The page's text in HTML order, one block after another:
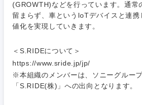
(GROWTH)などを行っています。通常
留まらず、車というIoTデバイスと連携
値化を実現していきます。
＜S.RIDEについて＞
https://www.sride.jp/jp/
※本組織のメンバーは、ソニーグルー
「S.RIDE(株)」への出向となります。
経営企
画・事業
企画
ド
管理
事業管理
経営企画・事業企画
管理
SCM
商社・卸
自動車・機械・船舶
北海道・東北地方
岩
希望年収
推奨年齢
40代